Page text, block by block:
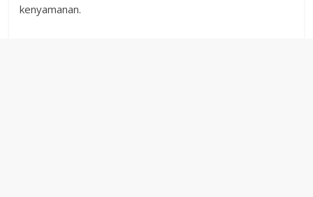
kenyamanan.